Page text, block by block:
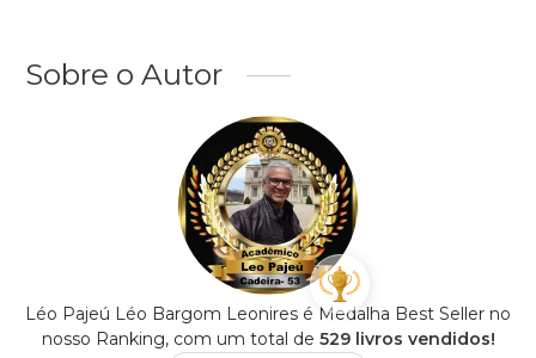
Sobre o Autor
Léo Pajeú Léo Bargom Leonires é Medalha Best Seller no
nosso Ranking, com um total de 529 livros vendidos!